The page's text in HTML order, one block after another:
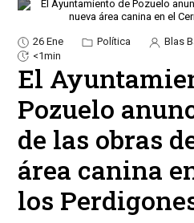
26 Ene Política Blas
<1min
El
Pozuelo
de las obras
área canina
los